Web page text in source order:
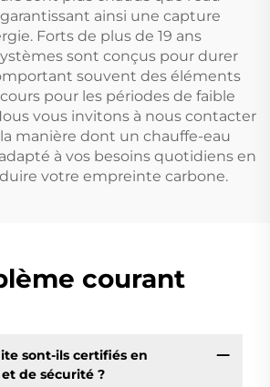
ainsi une capture
Forts de plus de 19 ans
sont conçus pour durer
souvent des éléments
pour les périodes de faible
vous invitons à nous contacter
manière dont un chauffe-eau
à vos besoins quotidiens en
votre empreinte carbone.
courant
sont-ils certifiés en
de sécurité ?